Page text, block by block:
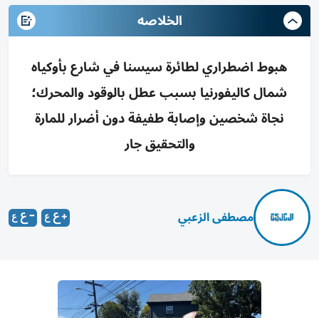
الخلاصه
هبوط اضطراري لطائرة سيسنا في شارع بأوكياه
شمال كاليفورنيا بسبب عطل بالوقود والمحرك؛
نجاة شخصين وإصابة طفيفة دون أضرار للمارة
والتحقيق جار
مصطفى الزعبي